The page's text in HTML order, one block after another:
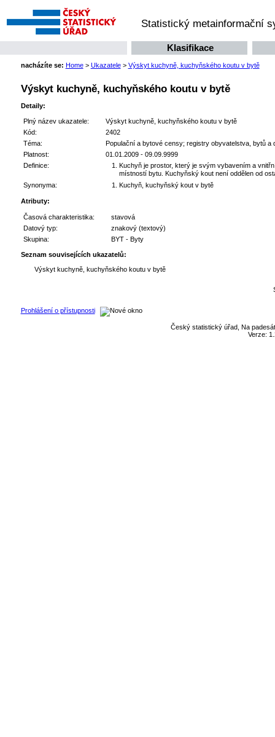
Statistický metainformační
Klasifikace
nacházíte se: Home> Ukazatele > Výskyt kuchyně, kuchyňského koutu v bytě
Výskyt kuchyně, kuchyňského koutu v bytě
Detaily:
Plný název ukazatele:
Výskyt kuchyně, kuchyňského koutu v bytě
Kód:
2402
Téma:
Populační a bytové censy; registry obyvatelstva, bytů a
Platnost:
01.01.2009 - 09.09.9999
Definice:
Kuchyň je prostor, který je svým vybavením a
místností bytu. Kuchyňský kout není oddělen od
Synonyma:
Kuchyň, kuchyňský kout v bytě
Atributy:
Časová charakteristika:
stavová
Datový typ:
znakový (textový)
Skupina:
BYT - Byty
Seznam souvisejících ukazatelů:
Výskyt kuchyně, kuchyňského koutu v bytě
Prohlášení o přístupnosti
Český statistický úřad, Na
Verze: